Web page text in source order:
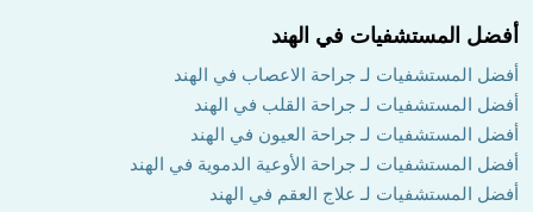
أفضل المستشفيات في الهند
أفضل المستشفيات لـ جراحة الاعصاب في الهند
أفضل المستشفيات لـ جراحة القلب في الهند
أفضل المستشفيات لـ جراحة العيون في الهند
أفضل المستشفيات لـ جراحة الأوعية الدموية في الهند
أفضل المستشفيات لـ علاج العقم في الهند